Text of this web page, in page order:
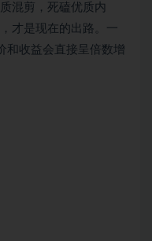
混剪，死磕优质内
才是现在的出路。一
和收益会直接呈倍数增